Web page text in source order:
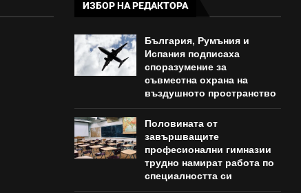
ИЗБОР НА РЕДАКТОРА
България, Румъния и
Испания подписаха
споразумение за
съвместна охрана на
въздушното пространство
Половината от
завършващите
професионални гимназии
трудно намират работа по
специалността си